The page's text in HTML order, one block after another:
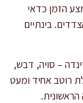
הזמן כדאי
בינתיים
– סויה, דבש,
רוטב אחיד ומעט